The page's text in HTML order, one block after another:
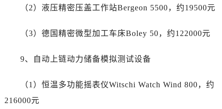
云南省丽江市古城区七星街劳力士售后服务中心（需提前预约）
云南省怒江傈僳族自治州泸水市人民路劳力士售后服务中心（需提前预约）
云南省西双版纳傣族自治州景洪市宣慰大道劳力士售后服务中心（需提前预约）
（2）液压精密压盖工作站Bergeon 5500，约19500元
（3）德国精密微型加工车床Boley 50，约122000元
9、自动上链动力储备模拟测试设备
（1）恒温多功能摇表仪Witschi Watch Wind 800，约
216000元